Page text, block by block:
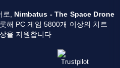
, Nimbatus - The Space Drone
해 PC 게임 5800개 이상의 치트
을 지원합니다